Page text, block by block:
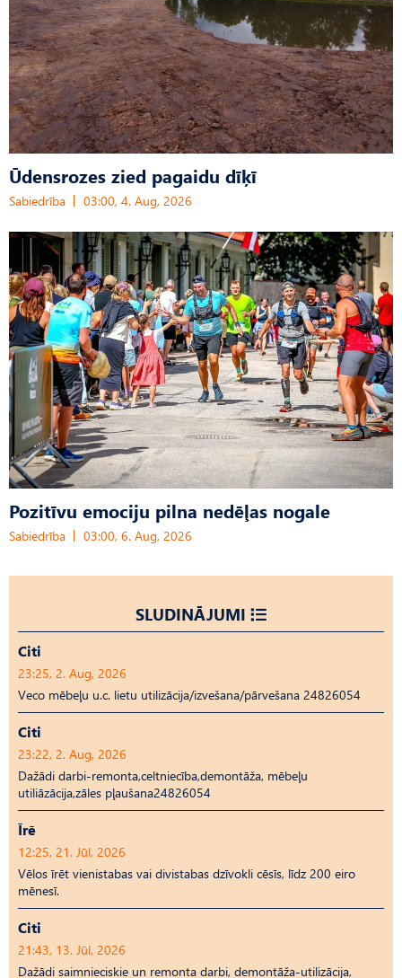
Ūdensrozes zied pagaidu dīķī
Sabiedrība 03:00, 4. Aug, 2026
Pozitīvu emociju pilna nedēļas nogale
Sabiedrība 03:00, 6. Aug, 2026
SLUDINĀJUMI
Citi
23:25, 2. Aug, 2026
Veco mēbeļu u.c. lietu utilizācija/izvešana/pārvešana 24826054
Citi
23:22, 2. Aug, 2026
Dažādi darbi-remonta,celtniecība,demontāža, mēbeļu
utiliāzācija,zāles pļaušana24826054
Īrē
12:25, 21. Jūl, 2026
Vēlos īrēt vienistabas vai divistabas dzīvokli cēsīs, līdz 200 eiro
mēnesī.
Citi
21:43, 13. Jūl, 2026
Dažādi saimnieciskie un remonta darbi, demontāža-utilizācija,